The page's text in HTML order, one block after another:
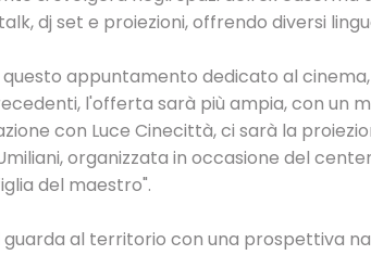
dj set e proiezioni, offrendo diversi
questo appuntamento dedicato al
l'offerta sarà più ampia, con un
con Luce Cinecittà, ci sarà la
organizzata in occasione del
del maestro".
al territorio con una prospettiva